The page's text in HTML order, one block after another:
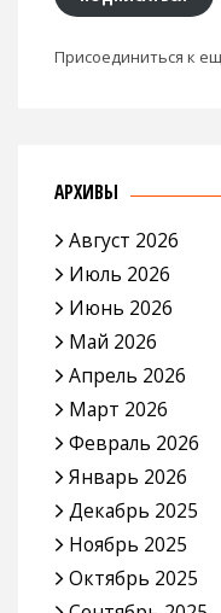
Присоединиться к
АРХИВЫ
Август 2026
Июль 2026
Июнь 2026
Май 2026
Апрель 2026
Март 2026
Февраль 2026
Январь 2026
Декабрь 2025
Ноябрь 2025
Октябрь 2025